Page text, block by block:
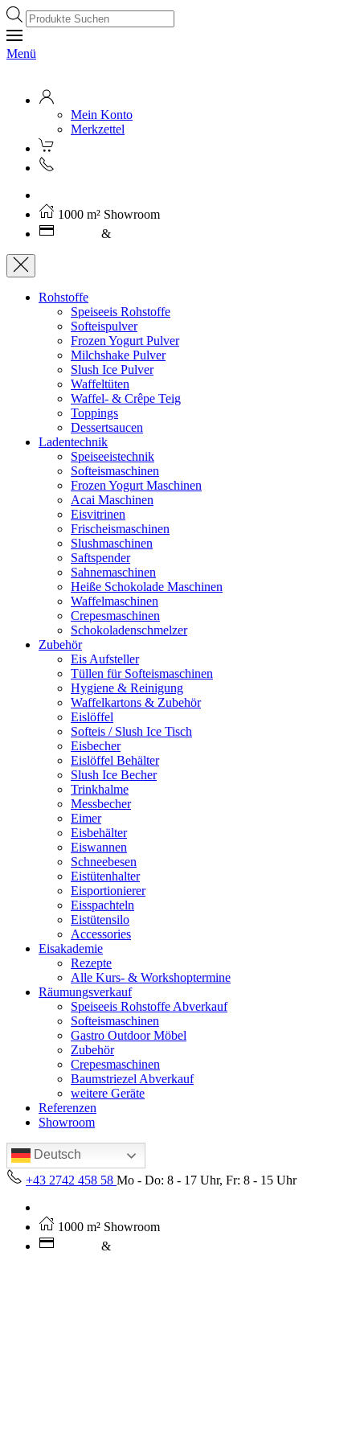
Products
search
Menü
Mein Konto
Merkzettel
1000 m² Showroom
&
Rohstoffe
Speiseeis Rohstoffe
Softeispulver
Frozen Yogurt Pulver
Milchshake Pulver
Slush Ice Pulver
Waffeltüten
Waffel- & Crêpe Teig
Toppings
Dessertsaucen
Ladentechnik
Speiseeistechnik
Softeismaschinen
Frozen Yogurt Maschinen
Acai Maschinen
Eisvitrinen
Frischeismaschinen
Slushmaschinen
Saftspender
Sahnemaschinen
Heiße Schokolade Maschinen
Waffelmaschinen
Crepesmaschinen
Schokoladenschmelzer
Zubehör
Eis Aufsteller
Tüllen für Softeismaschinen
Hygiene & Reinigung
Waffelkartons & Zubehör
Eislöffel
Softeis / Slush Ice Tisch
Eisbecher
Eislöffel Behälter
Slush Ice Becher
Trinkhalme
Messbecher
Eimer
Eisbehälter
Eiswannen
Schneebesen
Eistütenhalter
Eisportionierer
Eisspachteln
Eistütensilo
Accessories
Eisakademie
Rezepte
Alle Kurs- & Workshoptermine
Räumungsverkauf
Speiseeis Rohstoffe Abverkauf
Softeismaschinen
Gastro Outdoor Möbel
Zubehör
Crepesmaschinen
Baumstriezel Abverkauf
weitere Geräte
Referenzen
Showroom
Deutsch
+43 2742 458 58 Mo - Do: 8 - 17 Uhr, Fr: 8 - 15 Uhr
1000 m² Showroom
&